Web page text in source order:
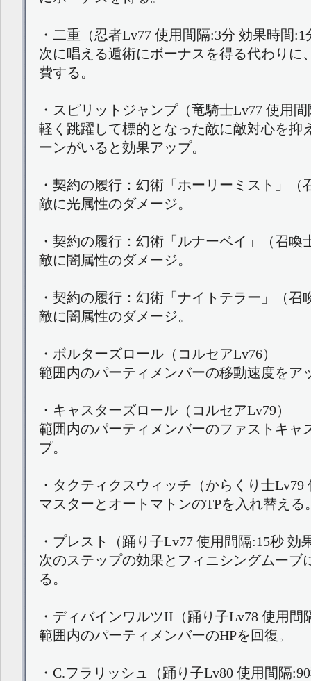
・二重（忍者Lv77 使用間隔:3分 効果時間:1
次に唱える遁術にボーナスを得る代わりに
費する。
・スピリットジャンプ（竜騎士Lv77 使用
軽く跳躍して標的となった敵に敵対心を抑
ーンがいると効果アップ。
・契約の履行：幻術「ホーリーミスト」（
敵に光属性のダメージ。
・契約の履行：幻術「ルナーベイ」（召喚
敵に闇属性のダメージ。
・契約の履行：幻術「ナイトテラー」（召
敵に闇属性のダメージ。
・ボルターズロール（コルセアLv76）
範囲内のパーティメンバーの移動速度をア
・キャスターズロール（コルセアLv79）
範囲内のパーティメンバーのファストキャ
プ。
・タクティクスウィッチ（からくり士Lv79
マスターとオートマトンのTPを入れ替える
・プレスト（踊り子Lv77 使用間隔:15秒 効
次のステップの効果とフィニシングムーブ
る。
・ディバインワルツII（踊り子Lv78 使用間
範囲内のパーティメンバーのHPを回復。
・C.フラリッシュ（踊り子Lv80 使用間隔